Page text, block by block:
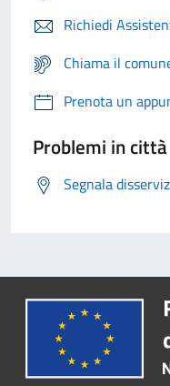
Richiedi
Chiama il
Prenota un
Problemi in città
Segnala